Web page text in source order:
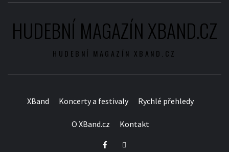
HUDEBNÍ MAGAZÍN XBAND.CZ
HUDEBNÍ MAGAZÍN XBAND.CZ
XBand Koncerty a festivaly Rychlé přehledy
O XBand.cz Kontakt
FacebookTwitter